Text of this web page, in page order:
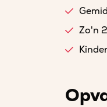
Zo'n